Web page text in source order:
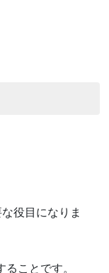
役目になりま
ることです。